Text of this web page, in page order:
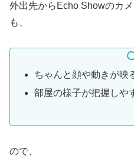
外出先からEcho Showのカ
も、
ちゃんと顔や動きが映
部屋の様子が把握しや
ので、